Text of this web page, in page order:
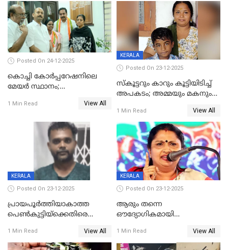
അറസ്റ്റിൽ
Posted On 24-12-2025
കൊച്ചി കോര്‍പ്പറേഷനിലെ
മേയര്‍ സ്ഥാനം;
രൂക്ഷം
1 Min Read View All
KERALA
Posted On 23-12-2025
സ്കൂട്ടറും കാറും കൂട്ടിയിടിച്ച്
അപകടം; അമ്മയും മകനും
ഗുരുതരാവസ്ഥയിൽ
1 Min Read View All
KERALA
Posted On 23-12-2025
പ്രായപൂർത്തിയാകാത്ത
പെൺകുട്ടിയ്ക്കെതിരെ
59 വർഷം തടവും 90,൦൦൦ രൂപ
പിഴയും ശിക്ഷ
1 Min Read View All
KERALA
Posted On 23-12-2025
ആരും തന്നെ
ഔദ്യോഗികമായി
കണ്ടെത്താൻ ഇന്ന് കോർ
കമ്മിറ്റി കൂടിയില്ല';
1 Min Read View All